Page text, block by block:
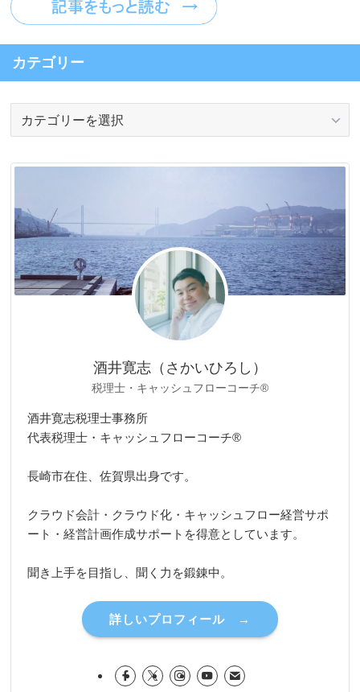
カテゴリー
リ
酒井寛志（さかいひろし）
税理士・キャッシュフローコーチ®
酒井寛志税理士事務所
代表税理士・キャッシュフローコーチ®
長崎市在住、佐賀県出身です。
クラウド会計・クラウド化・キャッシュフロー経営サポ
ート・経営計画作成サポートを得意としています。
聞き上手を目指し、聞く力を鍛錬中。
詳しいプロフィール →